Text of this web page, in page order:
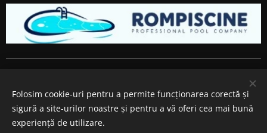
Ialomita siTeleorman.
Cookie-uri
Folosim cookie-uri pentru a permite funcționarea corectă și
sigură a site-urilor noastre și pentru a vă oferi cea mai bună
experiență de utilizare.